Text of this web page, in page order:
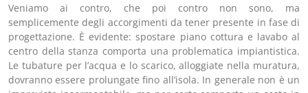
Veniamo ai contro, che poi contro non sono, ma
semplicemente degli accorgimenti da tener presente in fase di
progettazione. È evidente: spostare piano cottura e lavabo al
centro della stanza comporta una problematica impiantistica.
Le tubature per l’acqua e lo scarico, alloggiate nella muratura,
dovranno essere prolungate fino all’isola. In generale non è un